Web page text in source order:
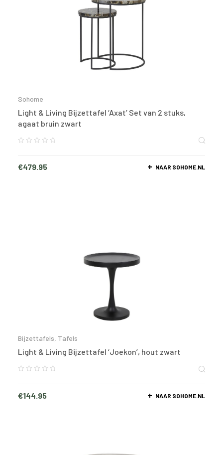
Sohome
Light & Living Bijzettafel ‘Axat’ Set van 2 stuks,
agaat bruin zwart
€479.95 NAAR SOHOME.NL
Bijzettafels, Tafels
Light & Living Bijzettafel ‘Joekon’, hout zwart
€144.95 NAAR SOHOME.NL